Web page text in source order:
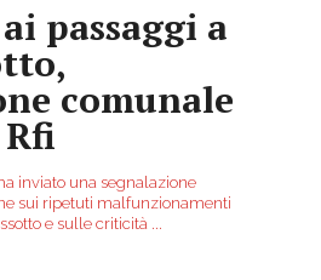
passaggi a
comunale
inviato una segnalazione
sui ripetuti malfunzionamenti
e sulle criticità